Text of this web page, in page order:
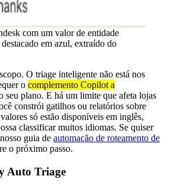
com um valor de entidade
em azul, extraído do
O triage inteligente não está nos
o complemento Copilot a
seu plano. E há um limite que afeta lojas
constrói gatilhos ou relatórios sobre
só estão disponíveis em inglês,
classificar muitos idiomas. Se quiser
guia de automação de roteamento de
o próximo passo.
Auto Triage